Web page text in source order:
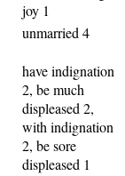
joy 1
unmarried 4
have indignation
2, be much
displeased 2,
with indignation
2, be sore
displeased 1